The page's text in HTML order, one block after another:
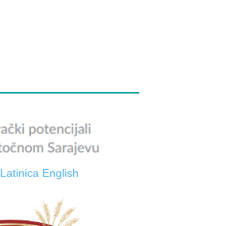
Latinica English